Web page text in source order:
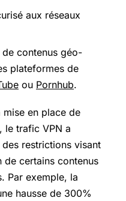
aux réseaux
contenus géo-
plateformes de
ou Pornhub.
mise en place de
le trafic VPN a
restrictions visant
de certains contenus
Par exemple, la
hausse de 300%